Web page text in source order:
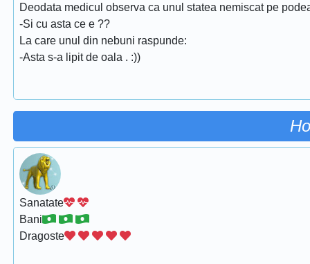
Deodata medicul observa ca unul statea nemiscat pe
-Si cu asta ce e ??
La care unul din nebuni raspunde:
-Asta s-a lipit de oala . :))
Sanatate
Bani
Dragoste